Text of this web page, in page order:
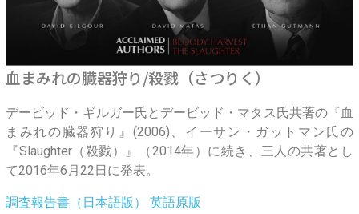
血まみれの臓器狩り/殺戮（さつりく）
デービッド・ギルガー氏とデービッド・マタス氏共著の『血
まみれの臓器狩り』(2006)、イーサン・ガットマン氏の
『Slaughter（殺戮）』（2014年）に続き、三人の共著とし
て2016年6月22日に発表。
調査報告書（日本語版） 英語原版